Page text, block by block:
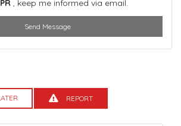
, keep me informed via email.
Send Message
REPORT